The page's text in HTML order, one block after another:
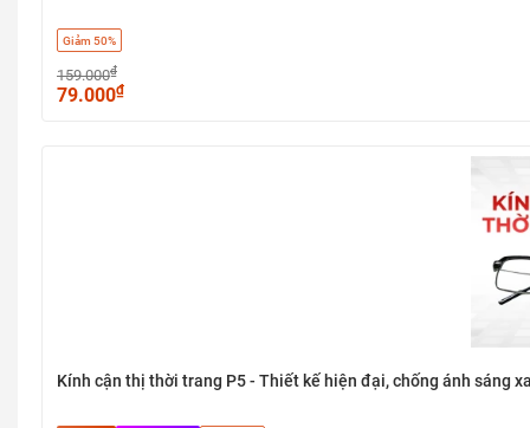
Giảm 50%
159.000₫
79.000₫
Kính cận thị thời trang P5 - Thiết kế hiện đại, chống ánh sáng